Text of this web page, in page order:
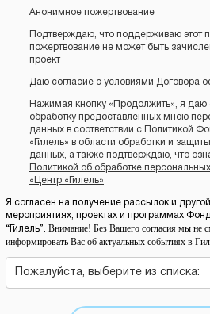
Анонимное пожертвование
Подтверждаю, что поддерживаю этот
пожертвование не может быть
проект
Даю согласие с условиями Договора
Нажимая кнопку «Продолжить», я даю
обработку предоставленных мною
данных в соответствии с Политикой
«Гилель» в области обработки и
данных, а также подтверждаю, что
Политикой об обработке
«Центр «Гилель»
Я согласен на получение рассылок и
мероприятиях, проектах и программах
“Гилель”. Внимание! Без Вашего согласия мы не
информировать Вас об актуальных событиях в
Пожалуйста, выберите из списка: